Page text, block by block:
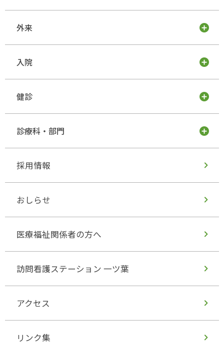
外来
入院
健診
診療科・部門
採用情報
おしらせ
医療福祉関係者の方へ
訪問看護ステーション 一ツ葉
アクセス
リンク集